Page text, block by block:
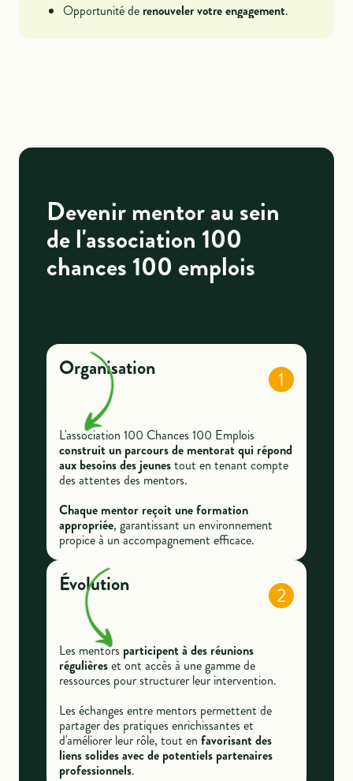
Opportunité de renouveler votre engagement.
Devenir mentor au sein
de l'association 100
chances 100 emplois
Organisation 1
L'association 100 Chances 100 Emplois
construit un parcours de mentorat qui répond
aux besoins des jeunestout en tenant compte
des attentes des mentors.
Chaque mentor reçoit une formation
appropriée, garantissant un environnement
propice à un accompagnement efficace.
Évolution 2
Les mentors participent à des réunions
régulièreset ont accès à une gamme de
ressources pour structurer leur intervention.
Les échanges entre mentors permettent de
partager des pratiques enrichissantes et
d'améliorer leur rôle, tout en favorisant des
liens solides avec de potentiels partenaires
professionnels.